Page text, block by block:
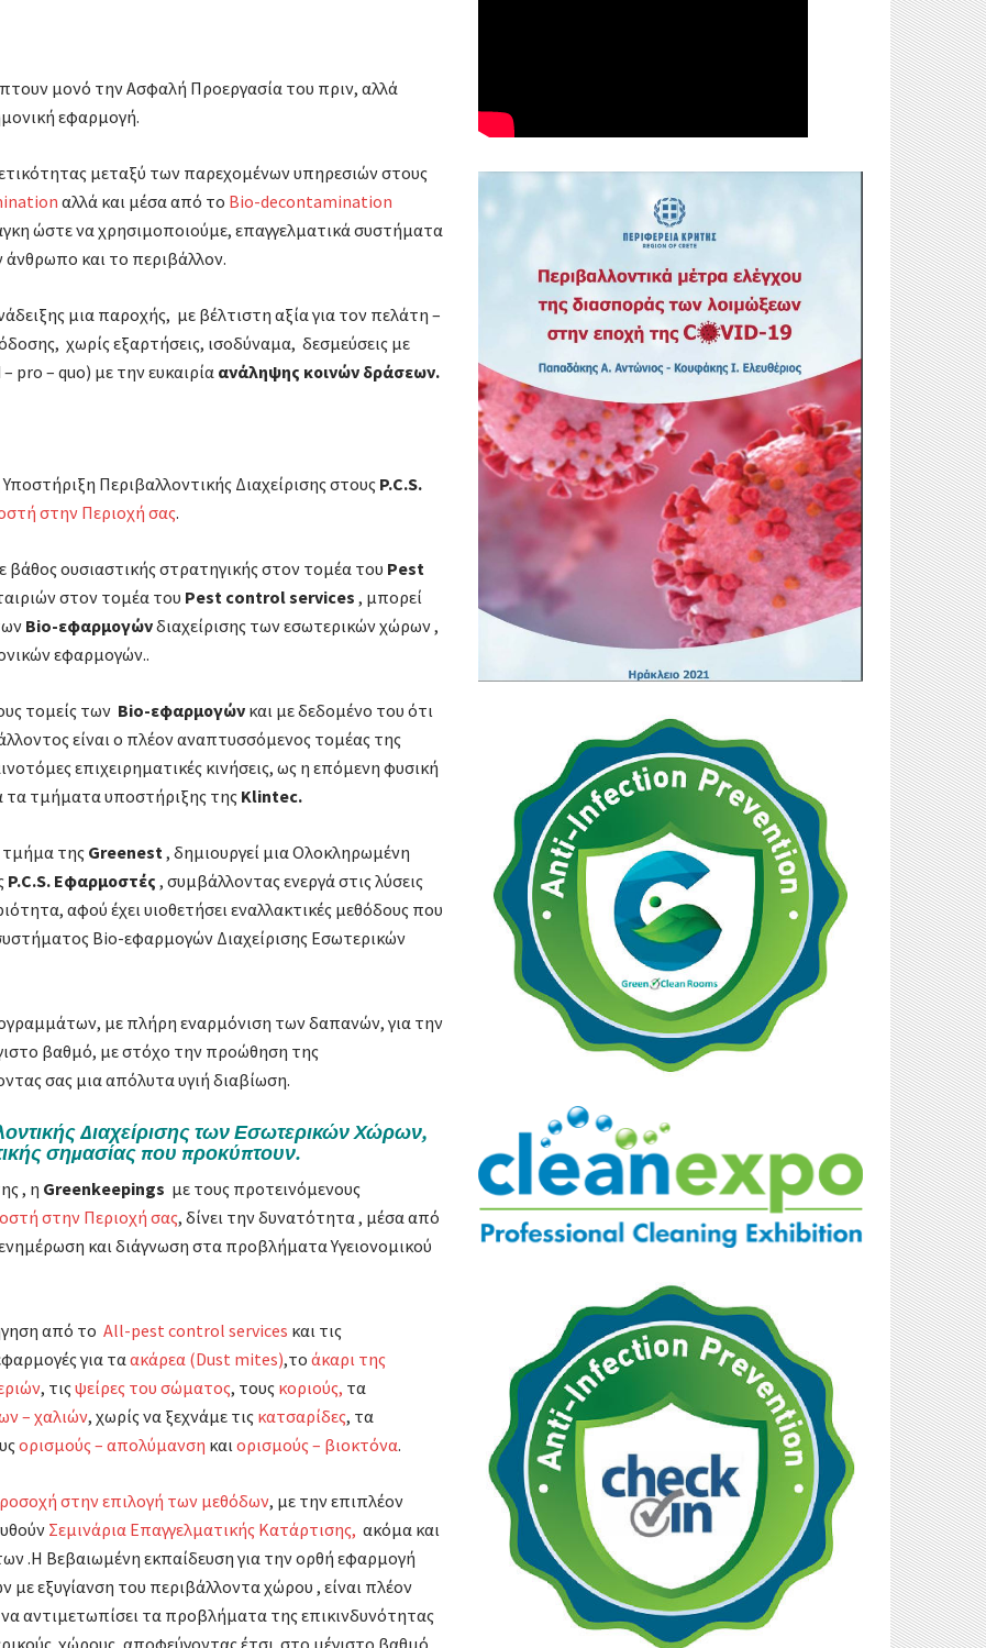
μονό την Ασφαλή Προεργασία του πριν, αλλά
εφαρμογή.
μεταξύ των παρεχομένων υπηρεσιών στους
αλλά και μέσα από το Bio-decontamination
ώστε να χρησιμοποιούμε, επαγγελματικά συστήματα
άνθρωπο και το περιβάλλον.
μια παροχής, με βέλτιστη αξία για τον πελάτη –
χωρίς εξαρτήσεις, ισοδύναμα, δεσμεύσεις με
pro – quo) με την ευκαιρία ανάληψης κοινών δράσεων.
Περιβαλλοντικής Διαχείρισης στους P.C.S.
στην Περιοχή σας.
βάθος ουσιαστικής στρατηγικής στον τομέα του Pest
στον τομέα του Pest control services , μπορεί
Bio-εφαρμογώνδιαχείρισης των εσωτερικών χώρων ,
εφαρμογών..
τομείς των Bio-εφαρμογών και με δεδομένο του ότι
είναι ο πλέον αναπτυσσόμενος τομέας της
επιχειρηματικές κινήσεις, ως η επόμενη φυσική
τα τμήματα υποστήριξης της Klintec.
της Greenest, δημιουργεί μια Ολοκληρωμένη
P.C.S. Εφαρμοστές , συμβάλλοντας ενεργά στις λύσεις
αφού έχει υιοθετήσει εναλλακτικές μεθόδους που
Bio-εφαρμογών Διαχείρισης Εσωτερικών
με πλήρη εναρμόνιση των δαπανών, για την
βαθμό, με στόχο την προώθηση της
σας μια απόλυτα υγιή διαβίωση.
Διαχείρισης των Εσωτερικών Χώρων,
σημασίας που προκύπτουν.
, η Greenkeepings με τους προτεινόμενους
στην Περιοχή σας, δίνει την δυνατότητα , μέσα από
και διάγνωση στα προβλήματα Υγειονομικού
από το All-pest control services και τις
για ταακάρεα (Dust mites),το άκαρι της
, τιςψείρες του σώματος, τους κοριούς, τα
– χαλιών, χωρίς να ξεχνάμε τις κατσαρίδες, τα
ορισμούς – απολύμανση καιορισμούς – βιοκτόνα.
στην επιλογή των μεθόδων, με την επιπλέον
Σεμινάρια Επαγγελματικής Κατάρτισης, ακόμα και
.Η Βεβαιωμένη εκπαίδευση για την ορθή εφαρμογή
εξυγίανση του περιβάλλοντα χώρου , είναι πλέον
αντιμετωπίσει τα προβλήματα της επικινδυνότητας